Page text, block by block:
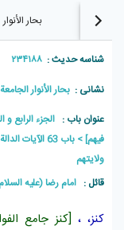
بحار الأنوار
شناسه حدیث : ۲۳۴۱۸۸
نشانی : بحار الأنوار الجامعة
عنوان باب : الجزء الرابع و
فيهم]
باب 63
ولايتهم
قائل : امام رضا (علیه
كنز، ، [كنز جامع